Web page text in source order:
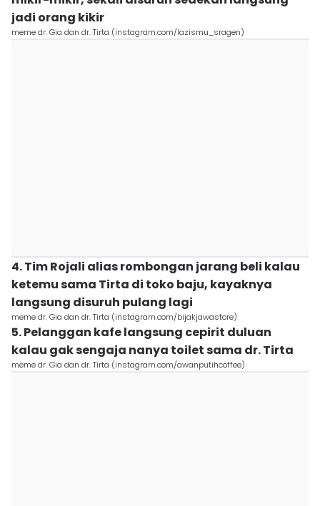
jadi orang kikir
meme dr. Gia dan dr. Tirta (instagram.com/lazismu_sragen)
4. Tim Rojali alias rombongan jarang beli kalau
ketemu sama Tirta di toko baju, kayaknya
langsung disuruh pulang lagi
meme dr. Gia dan dr. Tirta (instagram.com/bijakjawastore)
5. Pelanggan kafe langsung cepirit duluan
kalau gak sengaja nanya toilet sama dr. Tirta
meme dr. Gia dan dr. Tirta (instagram.com/awanputihcoffee)